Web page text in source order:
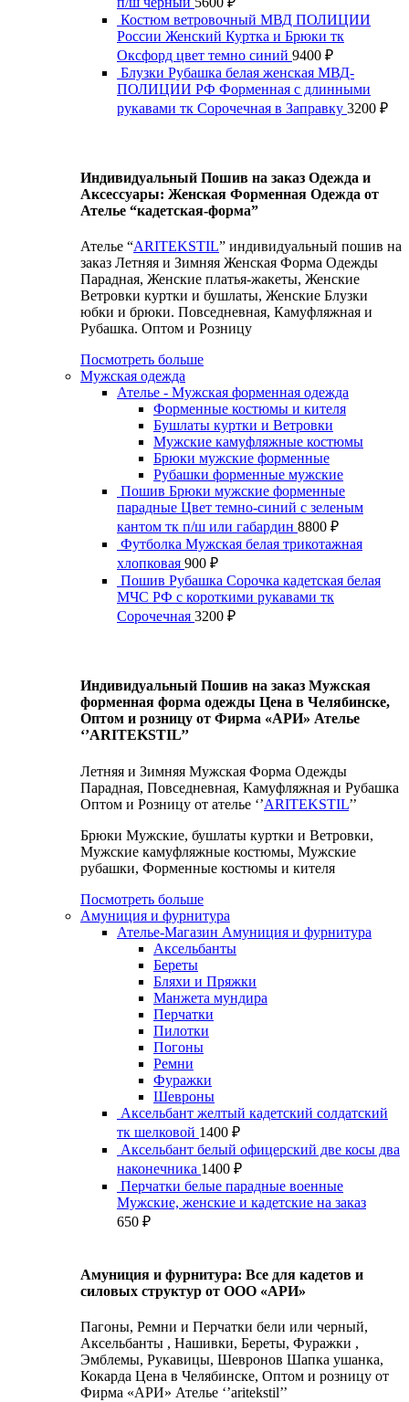
Костюм ветровочный МВД ПОЛИЦИИ
России Женский Куртка и Брюки тк
Оксфорд цвет темно синий 9400 ₽
Блузки Рубашка белая женская МВД-
ПОЛИЦИИ РФ Форменная с длинными
рукавами тк Сорочечная в Заправку 3200 ₽
Индивидуальный Пошив на заказ Одежда и
Аксессуары: Женская Форменная Одежда от
Ателье “кадетская-форма”
Ателье “ARITEKSTIL” индивидуальный пошив на
заказ Летняя и Зимняя Женская Форма Одежды
Парадная, Женские платья-жакеты, Женские
Ветровки куртки и бушлаты, Женские Блузки
юбки и брюки. Повседневная, Камуфляжная и
Рубашка. Оптом и Розницу
Посмотреть больше
Мужская одежда
Ателье - Мужская форменная одежда
Форменные костюмы и кителя
Бушлаты куртки и Ветровки
Мужские камуфляжные костюмы
Брюки мужские форменные
Рубашки форменные мужские
Пошив Брюки мужские форменные
парадные Цвет темно-синий с зеленым
кантом тк п/ш или габардин 8800 ₽
Футболка Мужская белая трикотажная
хлопковая 900 ₽
Пошив Рубашка Сорочка кадетская белая
МЧС РФ с короткими рукавами тк
Сорочечная 3200 ₽
Индивидуальный Пошив на заказ Мужская
форменная форма одежды Цена в Челябинске,
Оптом и розницу от Фирма «АРИ» Ателье
‘’ARITEKSTIL’’
Летняя и Зимняя Мужская Форма Одежды
Парадная, Повседневная, Камуфляжная и Рубашка
Оптом и Розницу от ателье ‘’ARITEKSTIL’’
Брюки Мужские, бушлаты куртки и Ветровки,
Мужские камуфляжные костюмы, Мужские
рубашки, Форменные костюмы и кителя
Посмотреть больше
Амуниция и фурнитура
Ателье-Магазин Амуниция и фурнитура
Аксельбанты
Береты
Бляхи и Пряжки
Манжета мундира
Перчатки
Пилотки
Погоны
Ремни
Фуражки
Шевроны
Аксельбант желтый кадетский солдатский
тк шелковой 1400 ₽
Аксельбант белый офицерский две косы два
наконечника 1400 ₽
Перчатки белые парадные военные
Мужские, женские и кадетские на заказ
650 ₽
Амуниция и фурнитура: Все для кадетов и
силовых структур от ООО «АРИ»
Пагоны, Ремни и Перчатки бели или черный,
Аксельбанты , Нашивки, Береты, Фуражки ,
Эмблемы, Рукавицы, Шевронов Шапка ушанка,
Кокарда Цена в Челябинске, Оптом и розницу от
Фирма «АРИ» Ателье ‘’aritekstil’’